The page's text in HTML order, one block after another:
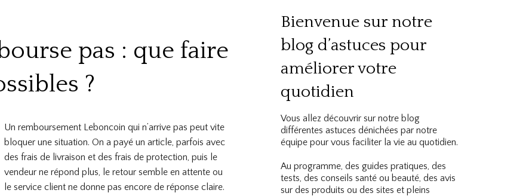
pas : que faire
?
Un remboursement Leboncoin qui n’arrive pas peut vite
bloquer une situation. On a payé un article, parfois avec
des frais de livraison et des frais de protection, puis le
vendeur ne répond plus, le retour semble en attente ou
le service client ne donne pas encore de réponse claire.
Bienvenue sur notre
blog d’astuces pour
améliorer votre
quotidien
Vous allez découvrir sur notre blog
différentes astuces dénichées par notre
équipe pour vous faciliter la vie au quotidien.
Au programme, des guides pratiques, des
tests, des conseils santé ou beauté, des avis
sur des produits ou des sites et pleins